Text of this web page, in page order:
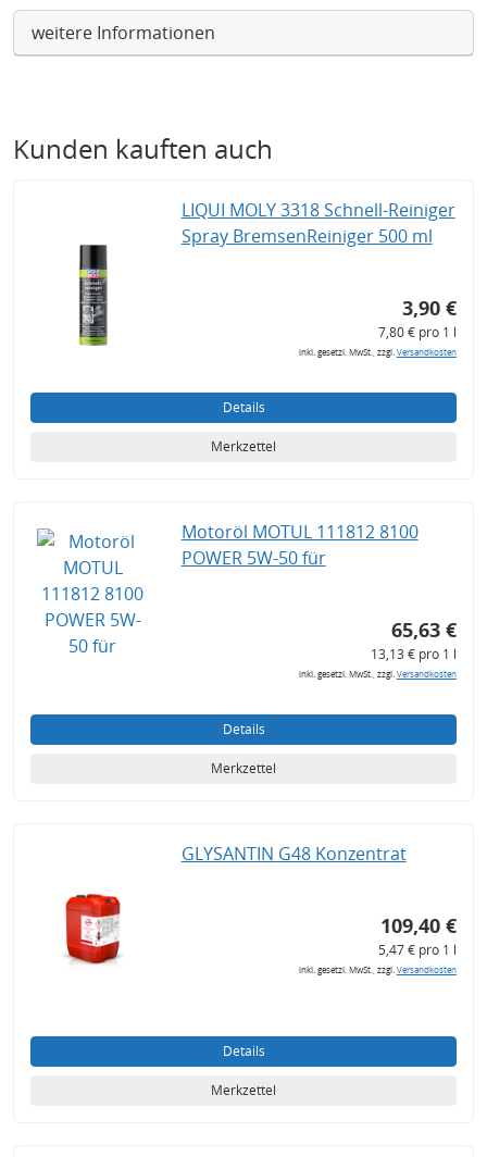
weitere Informationen
Kunden kauften auch
LIQUI MOLY 3318 Schnell-Reiniger
Spray BremsenReiniger 500 ml
3,90 €
7,80 € pro 1 l
inkl. gesetzl. MwSt., zzgl.Versandkosten
Details
Merkzettel
Motoröl MOTUL 111812 8100
POWER 5W-50 für
65,63 €
13,13 € pro 1 l
inkl. gesetzl. MwSt., zzgl.Versandkosten
Details
Merkzettel
GLYSANTIN G48 Konzentrat
109,40 €
5,47 € pro 1 l
inkl. gesetzl. MwSt., zzgl.Versandkosten
Details
Merkzettel